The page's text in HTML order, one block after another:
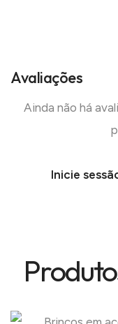
Avaliações
Ainda não há
Inicie